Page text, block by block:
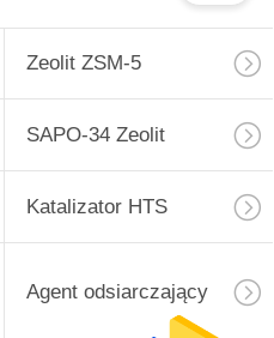
Zeolit ​​ZSM-5
SAPO-34 Zeolit
Katalizator HTS
Agent odsiarczający